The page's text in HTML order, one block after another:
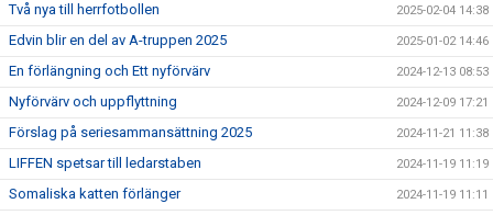
Två nya till herrfotbollen 2025-02-04 14:38
Edvin blir en del av A-truppen 2025 2025-01-02 14:46
En förlängning och Ett nyförvärv 2024-12-13 08:53
Nyförvärv och uppflyttning 2024-12-09 17:21
Förslag på seriesammansättning 2025 2024-11-21 11:38
LIFFEN spetsar till ledarstaben 2024-11-19 11:19
Somaliska katten förlänger 2024-11-19 11:11